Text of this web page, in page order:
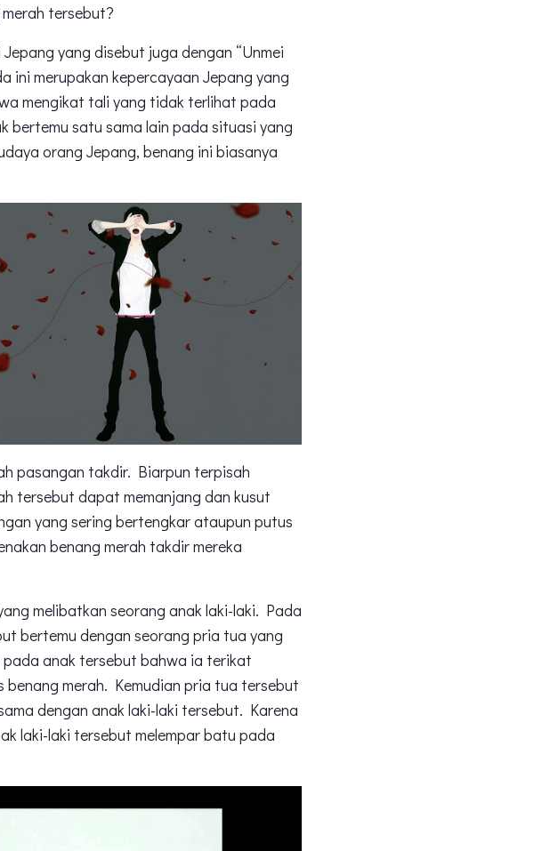
tersebut?
yang disebut juga dengan “Unmei
merupakan kepercayaan Jepang yang
mengikat tali yang tidak terlihat pada
bertemu satu sama lain pada situasi yang
orang Jepang, benang ini biasanya
pasangan takdir. Biarpun terpisah
tersebut dapat memanjang dan kusut
yang sering bertengkar ataupun putus
benang merah takdir mereka
melibatkan seorang anak laki-laki. Pada
bertemu dengan seorang pria tua yang
anak tersebut bahwa ia terikat
merah. Kemudian pria tua tersebut
dengan anak laki-laki tersebut. Karena
laki-laki tersebut melempar batu pada